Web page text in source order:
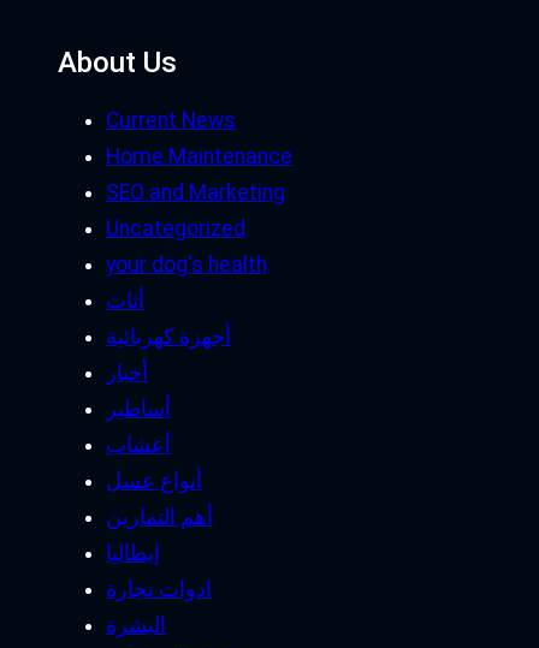
About Us
Current News
Home Maintenance
SEO and Marketing
Uncategorized
your dog's health
أثاث
أجهزة كهربائية
أخبار
أساطير
أعشاب
أنواع عسل
أهم التمارين
إيطاليا
ادوات نجارة
البشرة